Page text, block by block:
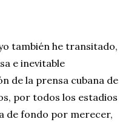
también he transitado,
e inevitable
de la prensa cubana de
por todos los estadios
de fondo por merecer,